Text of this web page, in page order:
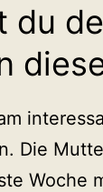
du
Die
Woche